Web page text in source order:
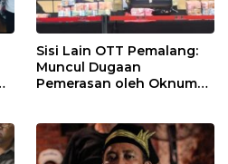
Sisi Lain OTT Pemalang:
Muncul Dugaan
Pemerasan oleh Oknum